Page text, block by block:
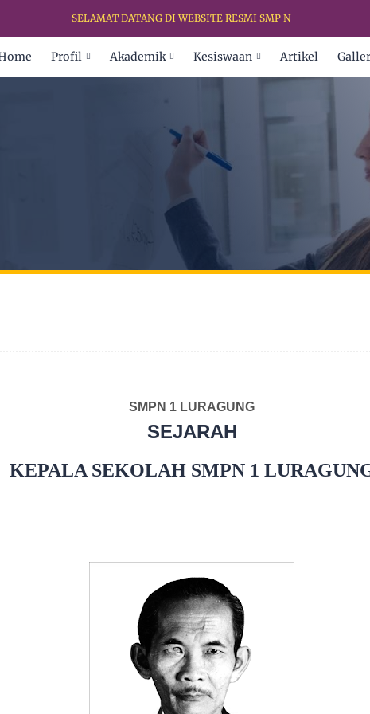
SELAMAT DATANG DI WEBSITE RESMI SMP NEGERI 1 LURAGUNG
Profil Akademik Kesiswaan Artikel
SMPN 1 LURAGUNG
SEJARAH
KEPALA SEKOLAH SMPN 1